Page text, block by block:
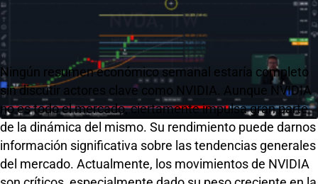
Ningún resumen económico semanal estaría completo
sin discutir actores clave como NVIDIA. Aunque NVIDIA
no es todo el mercado, ciertamente impulsa gran parte
de la dinámica del mismo. Su rendimiento puede darnos
información significativa sobre las tendencias generales
del mercado. Actualmente, los movimientos de NVIDIA